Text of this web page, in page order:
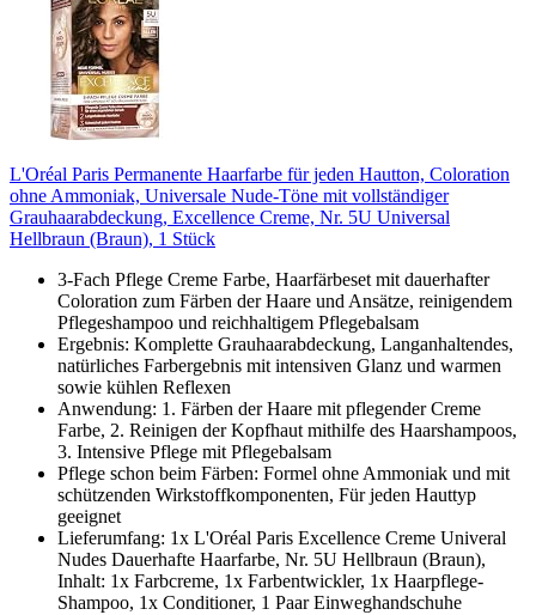
L'Oréal Paris Permanente Haarfarbe für jeden Hautton, Coloration
ohne Ammoniak, Universale Nude-Töne mit vollständiger
Grauhaarabdeckung, Excellence Creme, Nr. 5U Universal
Hellbraun (Braun), 1 Stück
3-Fach Pflege Creme Farbe, Haarfärbeset mit dauerhafter
Coloration zum Färben der Haare und Ansätze, reinigendem
Pflegeshampoo und reichhaltigem Pflegebalsam
Ergebnis: Komplette Grauhaarabdeckung, Langanhaltendes,
natürliches Farbergebnis mit intensiven Glanz und warmen
sowie kühlen Reflexen
Anwendung: 1. Färben der Haare mit pflegender Creme
Farbe, 2. Reinigen der Kopfhaut mithilfe des Haarshampoos,
3. Intensive Pflege mit Pflegebalsam
Pflege schon beim Färben: Formel ohne Ammoniak und mit
schützenden Wirkstoffkomponenten, Für jeden Hauttyp
geeignet
Lieferumfang: 1x L'Oréal Paris Excellence Creme Univeral
Nudes Dauerhafte Haarfarbe, Nr. 5U Hellbraun (Braun),
Inhalt: 1x Farbcreme, 1x Farbentwickler, 1x Haarpflege-
Shampoo, 1x Conditioner, 1 Paar Einweghandschuhe